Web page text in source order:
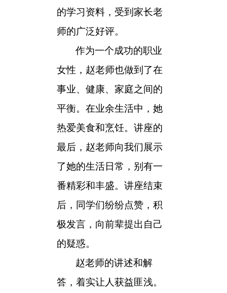
的学习资料，受到家长老
师的广泛好评。
作为一个成功的职业
女性，赵老师也做到了在
事业、健康、家庭之间的
平衡。在业余生活中，她
热爱美食和烹饪。讲座的
最后，赵老师向我们展示
了她的生活日常，别有一
番精彩和丰盛。讲座结束
后，同学们纷纷点赞，积
极发言，向前辈提出自己
的疑惑。
赵老师的讲述和解
答，着实让人获益匪浅。